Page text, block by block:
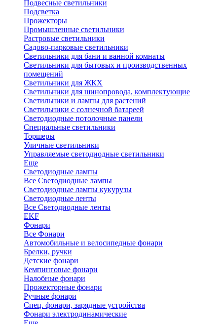
Подвесные светильники
Подсветка
Прожекторы
Промышленные светильники
Растровые светильники
Садово-парковые светильники
Светильники для бани и ванной комнаты
Светильники для бытовых и производственных
помещений
Светильники для ЖКХ
Светильники для шинопровода, комплектующие
Светильники и лампы для растений
Светильники с солнечной батареей
Светодиодные потолочные панели
Специальные светильники
Торшеры
Уличные светильники
Управляемые светодиодные светильники
Еще
Светодиодные лампы
Все Светодиодные лампы
Светодиодные лампы кукурузы
Светодиодные ленты
Все Светодиодные ленты
EKF
Фонари
Все Фонари
Автомобильные и велосипедные фонари
Брелки, ручки
Детские фонари
Кемпинговые фонари
Налобные фонари
Прожекторные фонари
Ручные фонари
Спец. фонари, зарядные устройства
Фонари электродинамические